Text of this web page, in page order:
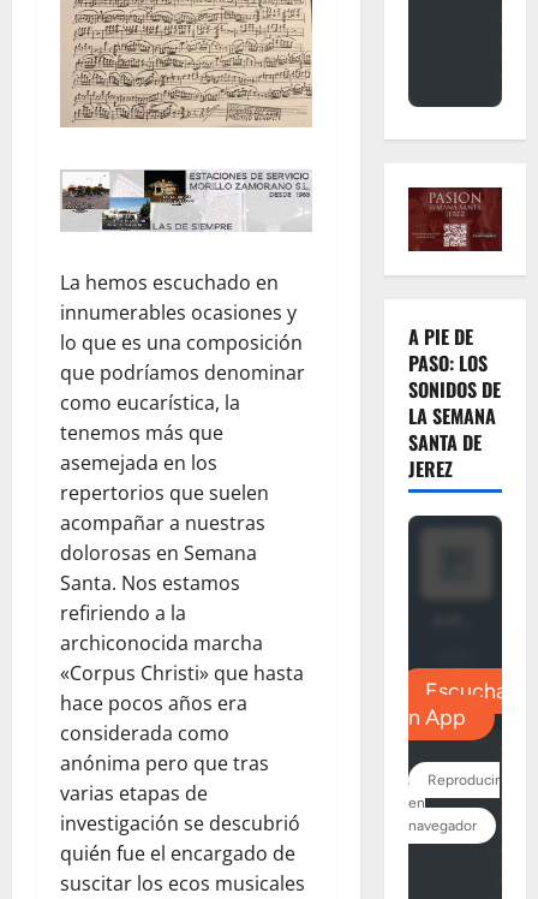
La hemos escuchado en
innumerables ocasiones y
lo que es una composición
que podríamos denominar
como eucarística, la
tenemos más que
asemejada en los
repertorios que suelen
acompañar a nuestras
dolorosas en Semana
Santa. Nos estamos
refiriendo a la
archiconocida marcha
«Corpus Christi» que hasta
hace pocos años era
considerada como
anónima pero que tras
varias etapas de
investigación se descubrió
quién fue el encargado de
suscitar los ecos musicales
A PIE DE
PASO: LOS
SONIDOS DE
LA SEMANA
SANTA DE
JEREZ